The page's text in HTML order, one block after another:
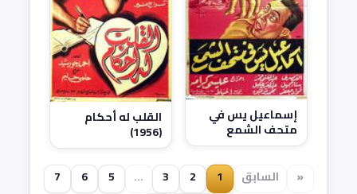
إسماعيل يس في
متحف الشمع
(1956)
القلب له أحكام
(1956)
« السابق 1
2
3
...
5
6
7